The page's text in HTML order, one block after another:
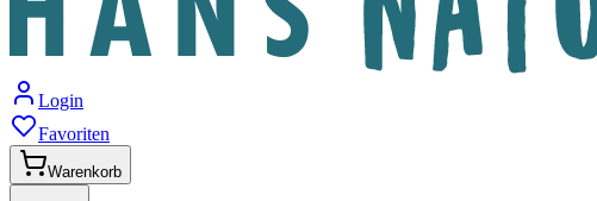
Login
Favoriten
Warenkorb